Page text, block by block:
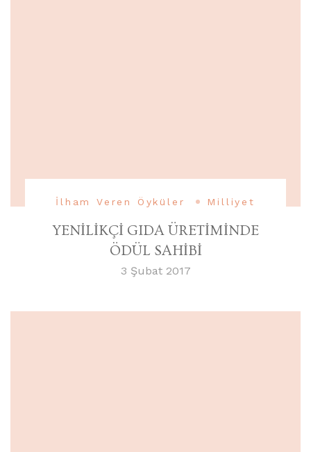
İlham Veren Öyküler Milliyet
YENİLİKÇİ GIDA ÜRETİMİNDE
ÖDÜL SAHİBİ
3 Şubat 2017